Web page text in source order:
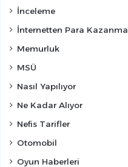
İnceleme
İnternetten Para Kazanma
Memurluk
MSÜ
Nasıl Yapılıyor
Ne Kadar Alıyor
Nefis Tarifler
Otomobil
Oyun Haberleri